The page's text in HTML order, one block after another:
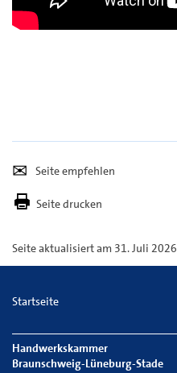
empfehlen
Per
E-
versenden
Seite drucken
Seite aktualisiert am 31. Juli 2026
Startseite
Handwerkskammer
Braunschweig-Lüneburg-Stade